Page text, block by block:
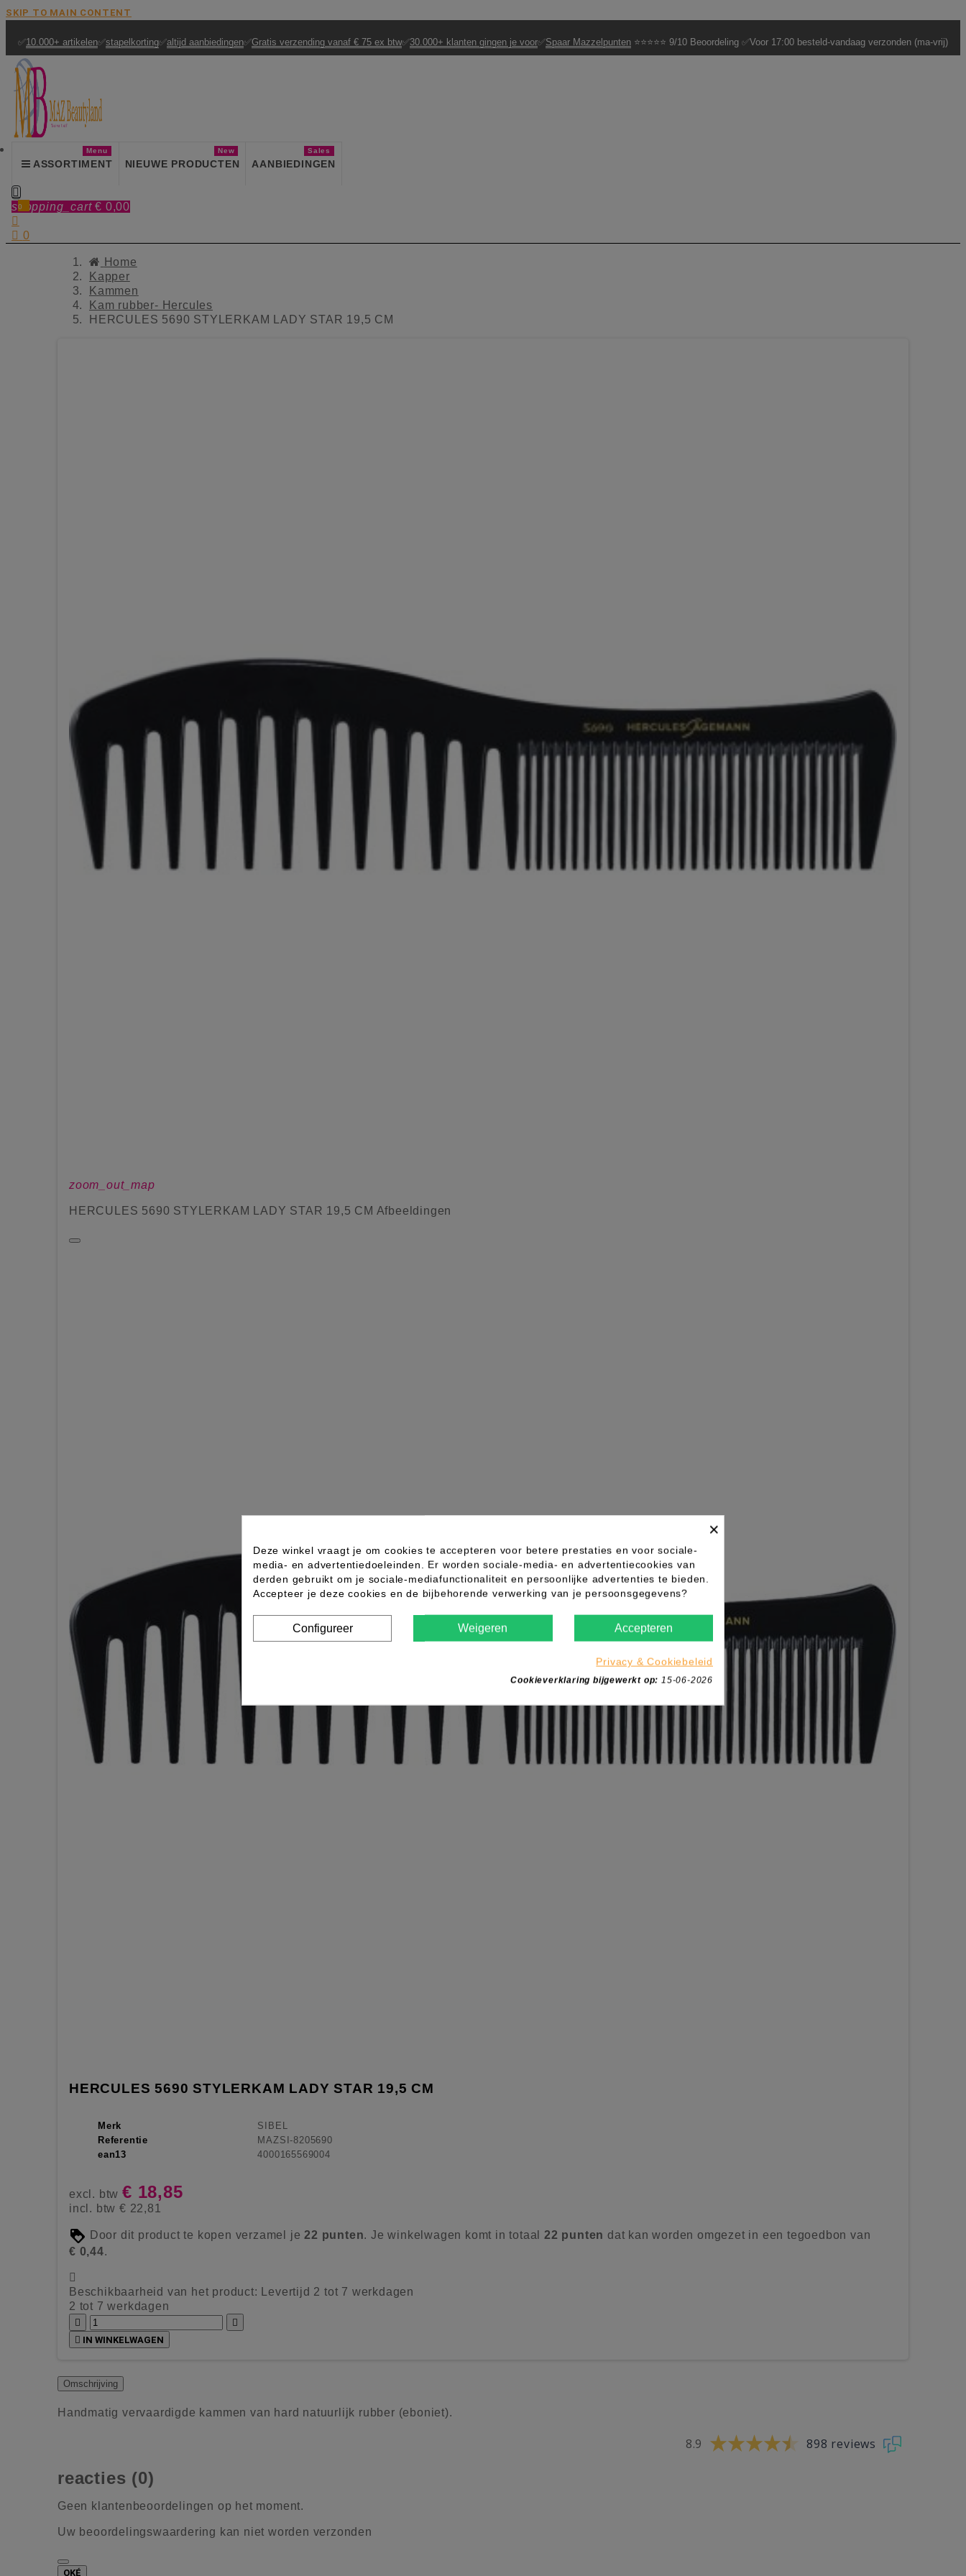
SKIP TO MAIN CONTENT
✅10.000+ artikelen✅stapelkorting✅altijd aanbiedingen✅Gratis verzending vanaf € 75 ex btw✅30.000+ klanten gingen je voor✅Spaar Mazzelpunten ⭐⭐⭐⭐⭐ 9/10 Beoordeling ✅Voor 17:00 besteld-vandaag verzonden (ma-vrij)
ASSORTIMENT
Menu
NIEUWE PRODUCTEN
New
AANBIEDINGEN
Sales

shopping_cart € 0,00
0

 0
Home
Kapper
Kammen
Kam rubber- Hercules
HERCULES 5690 STYLERKAM LADY STAR 19,5 CM
zoom_out_map
HERCULES 5690 STYLERKAM LADY STAR 19,5 CM Afbeeldingen
HERCULES 5690 STYLERKAM LADY STAR 19,5 CM
Merk
SIBEL
Referentie
MAZSI-8205690
ean13
4000165569004
excl. btw € 18,85
incl. btw € 22,81
Door dit product te kopen verzamel je22 punten. Je winkelwagen komt in totaal22 punten dat kan worden omgezet in een tegoedbon van
€ 0,44.

Beschikbaarheid van het product:
Levertijd 2 tot 7 werkdagen
2 tot 7 werkdagen


 IN WINKELWAGEN
Omschrijving
Handmatig vervaardigde kammen van hard natuurlijk rubber (eboniet).
8.9 898 reviews
reacties (0)
Geen klantenbeoordelingen op het moment.
Uw beoordelingswaardering kan niet worden verzonden
OKÉ
×
Deze winkel vraagt je om cookies te accepteren voor betere prestaties en voor sociale-
media- en advertentiedoeleinden. Er worden sociale-media- en advertentiecookies van
derden gebruikt om je sociale-mediafunctionaliteit en persoonlijke advertenties te bieden.
Accepteer je deze cookies en de bijbehorende verwerking van je persoonsgegevens?
Configureer Weigeren Accepteren
Privacy & Cookiebeleid
Cookieverklaring bijgewerkt op: 15-06-2026